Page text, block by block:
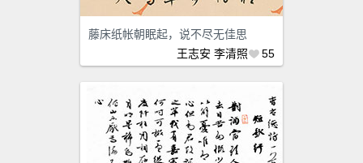
藤床纸帐朝眠起，说不尽无佳思
王志安 李清照 55